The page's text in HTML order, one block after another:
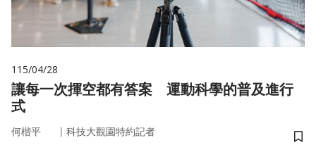
115/04/28
讓每一次揮空都有答案 運動科學的普及進行
式
何楷平 ｜ 科技大觀園特約記者
儲